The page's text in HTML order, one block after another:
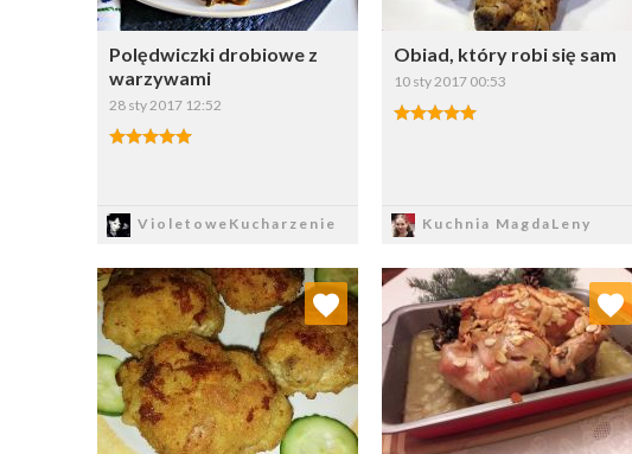
Polędwiczki drobiowe z
warzywami
28 sty 2017 12:52
VioletoweKucharzenie
Obiad, który robi się sam
10 sty 2017 00:53
Kuchnia MagdaLeny
Dodaj do ulubionych
Wybierz listę:
Dodaj do ulubionych
Wybierz listę: